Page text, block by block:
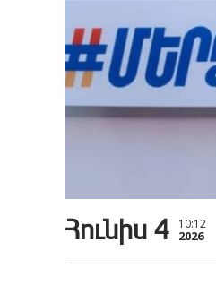
Հունիս 4 10:12
2026